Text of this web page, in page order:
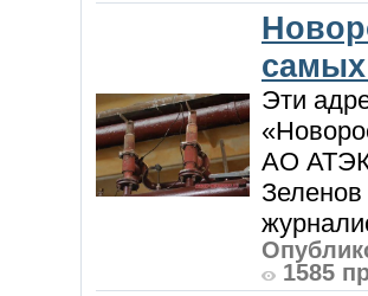
Эти
АО АТЭК
Зеленов
1585